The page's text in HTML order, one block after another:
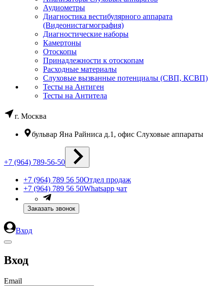
Аудиометры
Диагностика вестибулярного аппарата
(Видеонистагмография)
Диагностические наборы
Камертоны
Отоскопы
Принадлежности к отоскопам
Расходные материалы
Слуховые вызванные потенциалы (СВП, КСВП)
Тесты на Антиген
Тесты на Антитела
г. Москва
бульвар Яна Райниса д.1, офис Слуховые аппараты
+7 (964) 789-56-50
+7 (964) 789 56 50Отдел продаж
+7 (964) 789 56 50Whatsapp чат
Заказать звонок
Вход
Вход
Email